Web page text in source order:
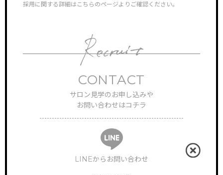
採用に関する詳細はこちらのページよりご確認ください。
CONTACT
サロン見学のお申し込みや
お問い合わせはコチラ
LINEからお問い合わせ